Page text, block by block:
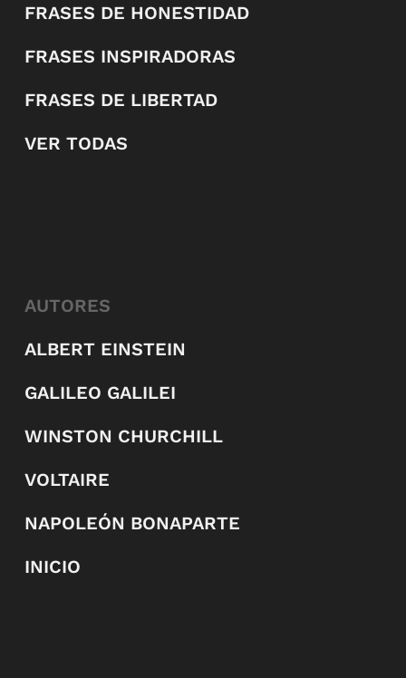
FRASES DE HONESTIDAD
FRASES INSPIRADORAS
FRASES DE LIBERTAD
VER TODAS
AUTORES
ALBERT EINSTEIN
GALILEO GALILEI
WINSTON CHURCHILL
VOLTAIRE
NAPOLEÓN BONAPARTE
INICIO